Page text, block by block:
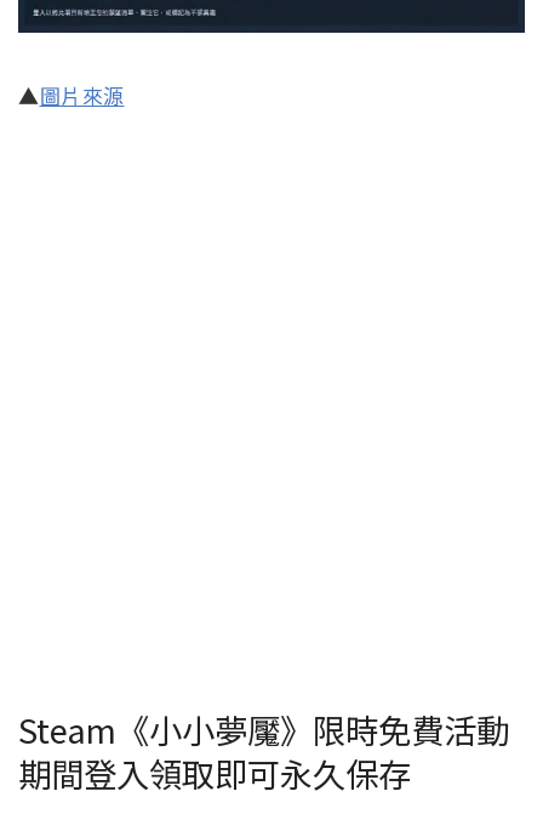
▲圖片來源
Steam《小小夢魘》限時免費活動
期間登入領取即可永久保存